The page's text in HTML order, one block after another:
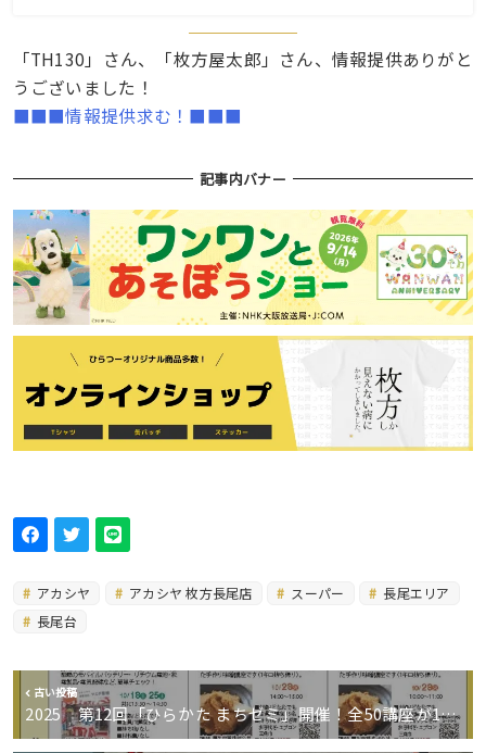
「TH130」さん、「枚方屋太郎」さん、情報提供ありがと
うございました！
■■■情報提供求む！■■■
記事内バナー
アカシヤ アカシヤ 枚方長尾店 スーパー
長尾エリア
長尾台
古い投稿
2025 第12回「ひらかた まちゼミ」開催！全50講座が1…